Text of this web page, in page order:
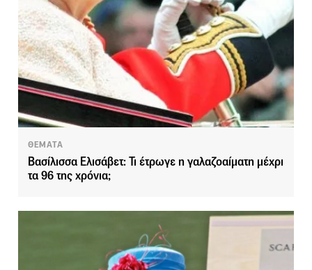
ΘΕΜΑΤΑ
Βασίλισσα Ελισάβετ: Τι έτρωγε η γαλαζοαίματη μέχρι
τα 96 της χρόνια;